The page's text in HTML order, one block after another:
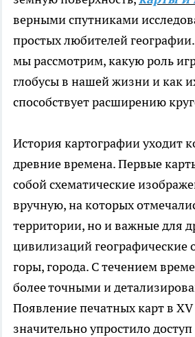
верными спутниками
простых любителей
мы рассмотрим, какую роль
глобусы в нашей жизни и как
способствует расширению
История картографии уходит
древние времена. Первые
собой схематические
вручную, на которых
территории, но и важные для
цивилизаций географические
горы, города. С течением
более точными и
Появление печатных карт в XV
значительно упростило